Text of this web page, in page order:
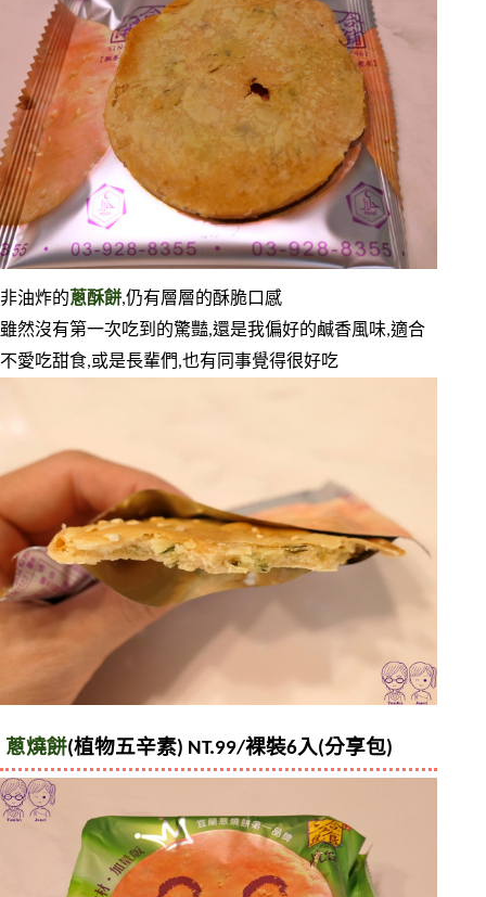
非油炸的蔥酥餅,仍有層層的酥脆口感
雖然沒有第一次吃到的驚豔,還是我偏好的鹹香風味,適合
不愛吃甜食,或是長輩們,也有同事覺得很好吃
蔥燒餅(植物五辛素) NT.99/裸裝6入(分享包)